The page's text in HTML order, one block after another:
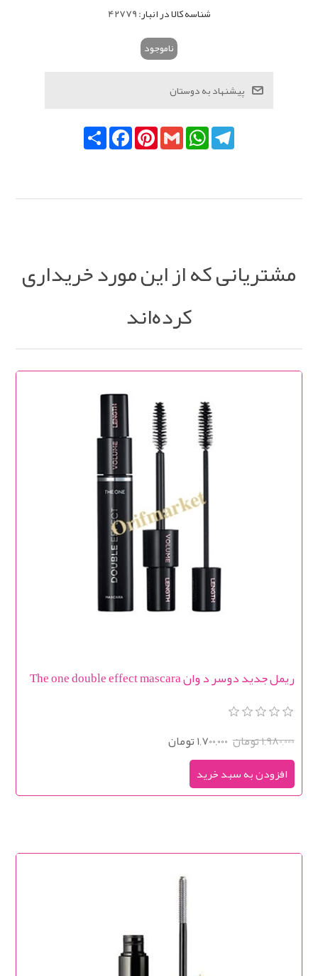
شناسه کالا در انبار:42779
ناموجود
اشتراکFacebookPinterestGmail
WhatsAppTelegram
مشتریانی که از این مورد خریداری
کرده‌اند
ریمل جدید دوسر د وان The one double effect mascara
1,980,000 تومان 1,700,000 تومان